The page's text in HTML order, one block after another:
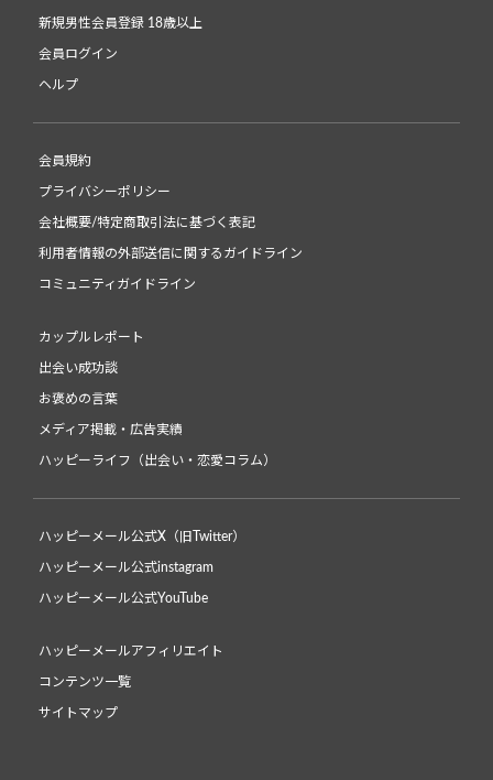
新規男性会員登録 18歳以上
会員ログイン
ヘルプ
会員規約
プライバシーポリシー
会社概要/特定商取引法に基づく表記
利用者情報の外部送信に関するガイドライン
コミュニティガイドライン
カップルレポート
出会い成功談
お褒めの言葉
メディア掲載・広告実績
ハッピーライフ（出会い・恋愛コラム）
ハッピーメール公式X（旧Twitter）
ハッピーメール公式instagram
ハッピーメール公式YouTube
ハッピーメールアフィリエイト
コンテンツ一覧
サイトマップ